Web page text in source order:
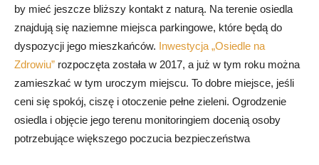
by mieć jeszcze bliższy kontakt z naturą. Na terenie osiedla
znajdują się naziemne miejsca parkingowe, które będą do
dyspozycji jego mieszkańców. Inwestycja „Osiedle na
Zdrowiu” rozpoczęta została w 2017, a już w tym roku można
zamieszkać w tym uroczym miejscu. To dobre miejsce, jeśli
ceni się spokój, ciszę i otoczenie pełne zieleni. Ogrodzenie
osiedla i objęcie jego terenu monitoringiem docenią osoby
potrzebujące większego poczucia bezpieczeństwa